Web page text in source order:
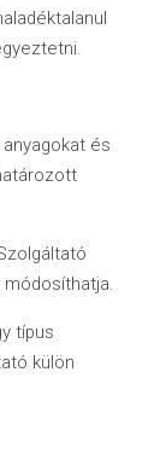
és
módosíthatja.
típus
külön